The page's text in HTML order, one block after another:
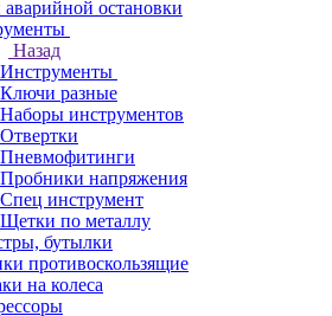
аварийной остановки
Назад
Инструменты
Ключи разные
Наборы инструментов
Отвертки
Пневмофитинги
Пробники напряжения
Спец инструмент
Щетки по металлу
бутылки
противоскользящие
на колеса